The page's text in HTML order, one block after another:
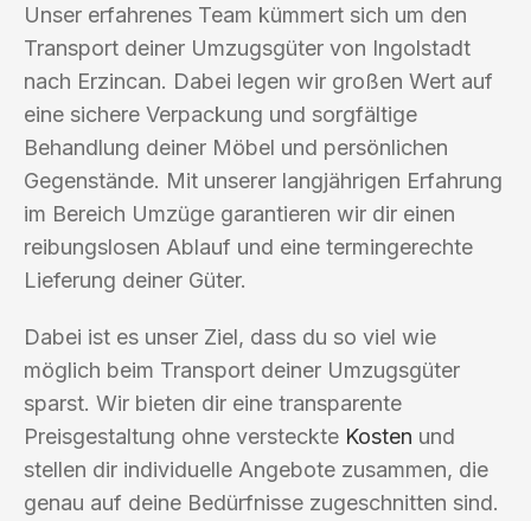
Unser erfahrenes Team kümmert sich um den
Transport deiner Umzugsgüter von Ingolstadt
nach Erzincan. Dabei legen wir großen Wert auf
eine sichere Verpackung und sorgfältige
Behandlung deiner Möbel und persönlichen
Gegenstände. Mit unserer langjährigen Erfahrung
im Bereich Umzüge garantieren wir dir einen
reibungslosen Ablauf und eine termingerechte
Lieferung deiner Güter.
Dabei ist es unser Ziel, dass du so viel wie
möglich beim Transport deiner Umzugsgüter
sparst. Wir bieten dir eine transparente
Preisgestaltung ohne versteckte Kosten und
stellen dir individuelle Angebote zusammen, die
genau auf deine Bedürfnisse zugeschnitten sind.